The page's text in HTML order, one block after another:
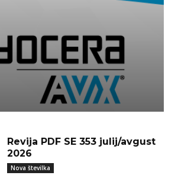
Revija PDF SE 353 julij/avgust
2026
Nova številka